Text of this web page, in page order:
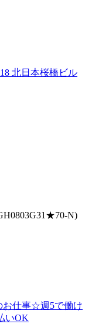
北日本桜橋ビル
N)
お仕事☆週5で働け
いOK